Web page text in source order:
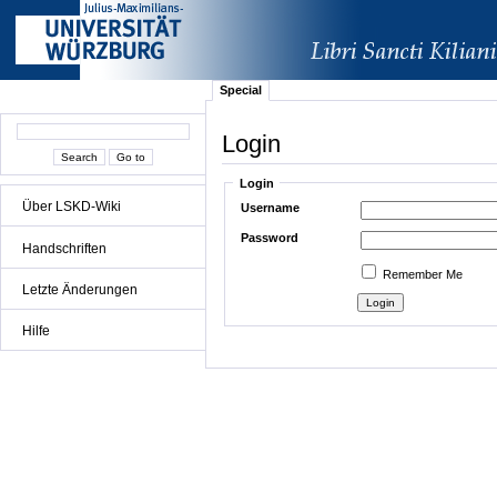
Über LSKD-Wiki
Handschriften
Letzte Änderungen
Hilfe
Special
Login
Login
Username
Password
Remember Me